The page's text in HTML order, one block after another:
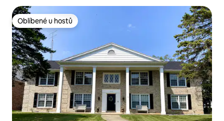
Oblíbené u hostů
Oblíbené u hostů